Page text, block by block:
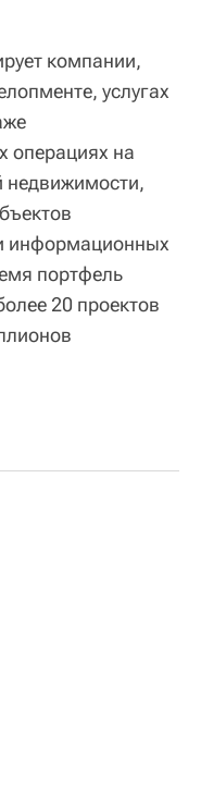
компании,
услугах
операциях на
недвижимости,
информационных
портфель
20 проектов